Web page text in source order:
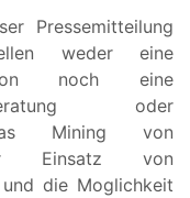
Pressemitteilung
weder eine
noch eine
oder
Mining von
Einsatz von
die Moglichkeit